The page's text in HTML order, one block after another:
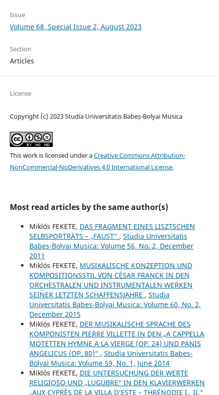
Issue
Volume 68, Special Issue 2, August 2023
Section
Articles
License
Copyright (c) 2023 Studia Universitatis Babeș-Bolyai Musica
This work is licensed under aCreative Commons Attribution-
NonCommercial-NoDerivatives 4.0 International License.
Most read articles by the same author(s)
Miklós FEKETE, DAS FRAGMENT EINES LISZTSCHEN
SELBSPORTRÄTS – „FAUST“ , Studia Universitatis
Babes-Bolyai Musica: Volume 56, No. 2, December
2011
Miklós FEKETE, MUSIKALISCHE KONZEPTION UND
KOMPOSITIONSSTIL VON CÉSAR FRANCK IN DEN
ORCHESTRALEN UND INSTRUMENTALEN WERKEN
SEINER LETZTEN SCHAFFENSJAHRE , Studia
Universitatis Babes-Bolyai Musica: Volume 60, No. 2,
December 2015
Miklós FEKETE, DER MUSIKALISCHE SPRACHE DES
KOMPONISTEN PIERRE VILLETTE IN DEN „A CAPPELLA
MOTETTEN HYMNE A LA VIERGE (OP. 24) UND PANIS
ANGELICUS (OP. 80)“ , Studia Universitatis Babes-
Bolyai Musica: Volume 59, No. 1, June 2014
Miklós FEKETE, DIE UNTERSUCHUNG DER WERTE
RELIGIOSO UND „LUGUBRE“ IN DEN KLAVIERWERKEN
„AUX CYPRÈS DE LA VILLA D’ESTE – THRÉNODIE I., II.”